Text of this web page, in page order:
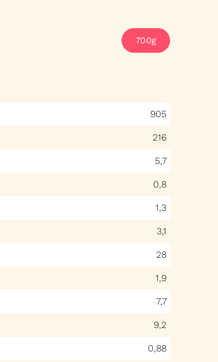
700g
905
216
5,7
0,8
1,3
3,1
28
1,9
7,7
9,2
0,88